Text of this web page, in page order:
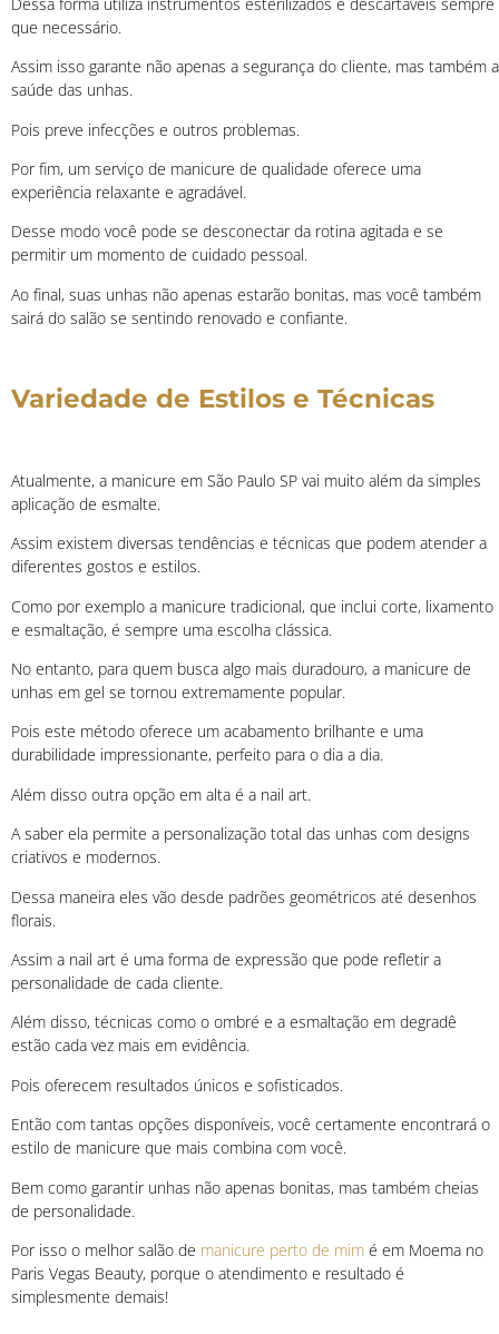
que necessário.
Assim isso garante não apenas a segurança do cliente, mas também a
saúde das unhas.
Pois preve infecções e outros problemas.
Por fim, um serviço de manicure de qualidade oferece uma
experiência relaxante e agradável.
Desse modo você pode se desconectar da rotina agitada e se
permitir um momento de cuidado pessoal.
Ao final, suas unhas não apenas estarão bonitas, mas você também
sairá do salão se sentindo renovado e confiante.
Variedade de Estilos e Técnicas
Atualmente, a manicure em São Paulo SP vai muito além da simples
aplicação de esmalte.
Assim existem diversas tendências e técnicas que podem atender a
diferentes gostos e estilos.
Como por exemplo a manicure tradicional, que inclui corte, lixamento
e esmaltação, é sempre uma escolha clássica.
No entanto, para quem busca algo mais duradouro, a manicure de
unhas em gel se tornou extremamente popular.
Pois este método oferece um acabamento brilhante e uma
durabilidade impressionante, perfeito para o dia a dia.
Além disso outra opção em alta é a nail art.
A saber ela permite a personalização total das unhas com designs
criativos e modernos.
Dessa maneira eles vão desde padrões geométricos até desenhos
florais.
Assim a nail art é uma forma de expressão que pode refletir a
personalidade de cada cliente.
Além disso, técnicas como o ombré e a esmaltação em degradê
estão cada vez mais em evidência.
Pois oferecem resultados únicos e sofisticados.
Então com tantas opções disponíveis, você certamente encontrará o
estilo de manicure que mais combina com você.
Bem como garantir unhas não apenas bonitas, mas também cheias
de personalidade.
Por isso o melhor salão de manicure perto de mim é em Moema no
Paris Vegas Beauty, porque o atendimento e resultado é
simplesmente demais!